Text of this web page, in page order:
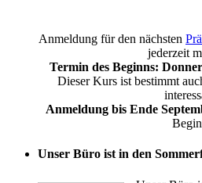
Anmeldung für den nächsten
jederzeit
Termin des Beginns:
Dieser Kurs ist bestimmt
Anmeldung bis Ende
Unser Büro ist in den